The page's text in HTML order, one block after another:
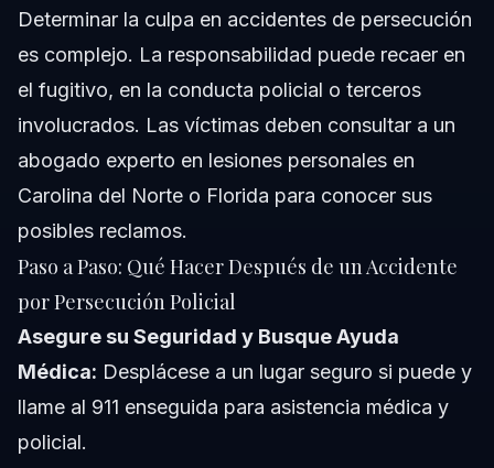
Determinar la culpa en accidentes de persecución
es complejo. La responsabilidad puede recaer en
el fugitivo, en la conducta policial o terceros
involucrados. Las víctimas deben consultar a un
abogado experto en lesiones personales en
Carolina del Norte o Florida para conocer sus
posibles reclamos.
Paso a Paso: Qué Hacer Después de un Accidente
por Persecución Policial
Asegure su Seguridad y Busque Ayuda
Médica: Desplácese a un lugar seguro si puede y
llame al 911 enseguida para asistencia médica y
policial.